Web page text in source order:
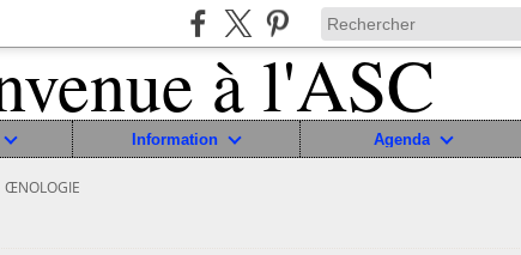
Information Agenda
ŒNOLOGIE